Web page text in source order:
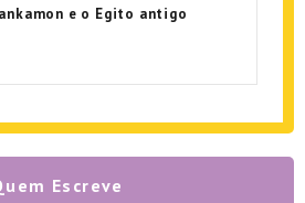
e o Egito antigo
Escreve